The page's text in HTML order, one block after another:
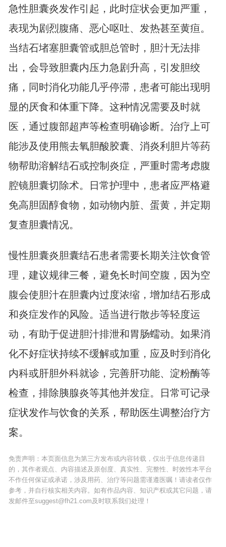
急性胆囊炎发作引起，此时症状会更加严重，
表现为剧烈腹痛、恶心呕吐、发热甚至黄疸。
当结石堵塞胆囊管或胆总管时，胆汁无法排
出，会导致胆囊内压力急剧升高，引发胆绞
痛，同时消化功能几乎停滞，患者可能出现明
显的厌食和体重下降。这种情况需要及时就
医，通过腹部超声等检查明确诊断。治疗上可
能涉及使用熊去氧胆酸胶囊、消炎利胆片等药
物帮助溶解结石或控制炎症，严重时需考虑腹
腔镜胆囊切除术。日常护理中，患者应严格避
免高胆固醇食物，如动物内脏、蛋黄，并定期
复查胆囊情况。
慢性胆囊炎胆囊结石患者需要长期关注饮食管
理，建议规律三餐，避免长时间空腹，因为空
腹会使胆汁在胆囊内过度浓缩，增加结石形成
和炎症发作的风险。适当进行散步等轻度运
动，有助于促进胆汁排泄和胃肠蠕动。如果消
化不好症状持续不缓解或加重，应及时到消化
内科或肝胆外科就诊，完善肝功能、淀粉酶等
检查，排除胰腺炎等其他并发症。日常可记录
症状发作与饮食的关系，帮助医生调整治疗方
案。
免责声明：本页面信息为第三方发布或内容转载，仅出于信息传递目
的，其作者观点、内容描述及原创度、真实性、完整性、时效性本平台
不作任何保证或承诺，涉及用药、治疗等问题需谨遵医嘱！请读者仅作
参考，并自行核实相关内容。如有作品内容、知识产权或其它问题，请
发邮件至suggest@fh21.com及时联系我们处理！